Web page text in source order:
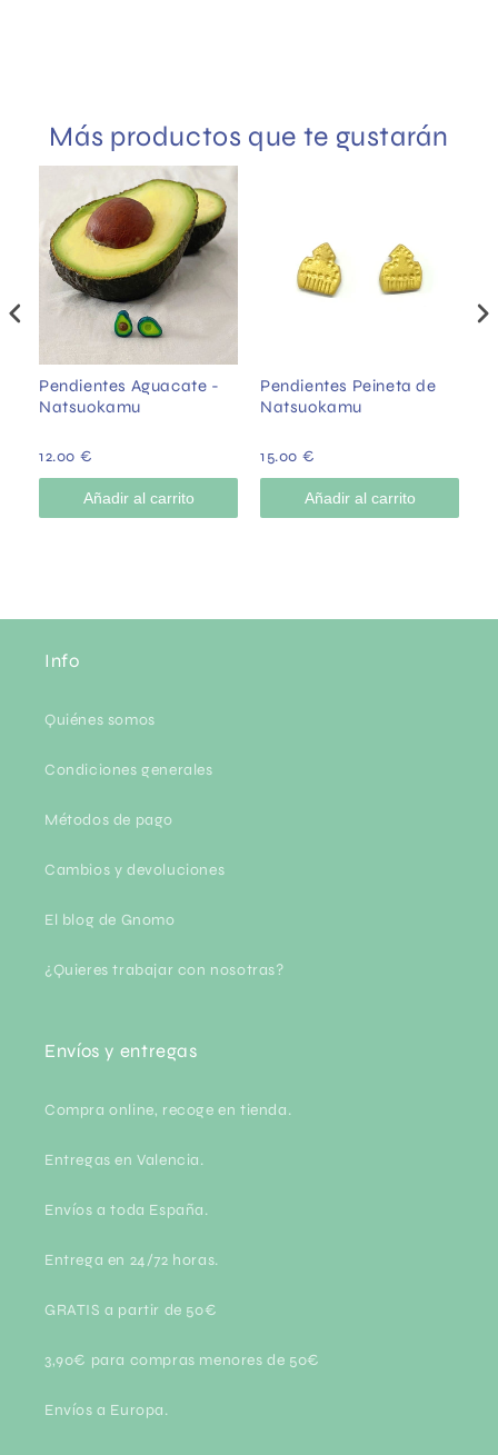
Más productos que te gustarán
Pendientes Aguacate -
Natsuokamu
12.00 €
Añadir al carrito
Pendientes Peineta de
Natsuokamu
15.00 €
Añadir al carrito
Info
Quiénes somos
Condiciones generales
Métodos de pago
Cambios y devoluciones
El blog de Gnomo
¿Quieres trabajar con nosotras?
Envíos y entregas
Compra online, recoge en tienda.
Entregas en Valencia.
Envíos a toda España.
Entrega en 24/72 horas.
GRATIS a partir de 50€
3,90€ para compras menores de 50€
Envíos a Europa.